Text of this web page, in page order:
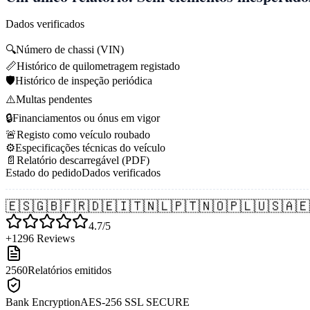
Dados verificados
🔍Número de chassi (VIN)
📏Histórico de quilometragem registado
🛡️Histórico de inspeção periódica
⚠️Multas pendentes
🔒Financiamentos ou ónus em vigor
🚨Registo como veículo roubado
⚙️Especificações técnicas do veículo
📄 Relatório descarregável (PDF)
Estado do pedidoDados verificados
🇪🇸🇬🇧🇫🇷🇩🇪🇮🇹🇳🇱🇵🇹🇳🇴🇵🇱🇺🇸🇦🇪
4.7/5
+1296 Reviews
2560Relatórios emitidos
Bank EncryptionAES-256 SSL SECURE